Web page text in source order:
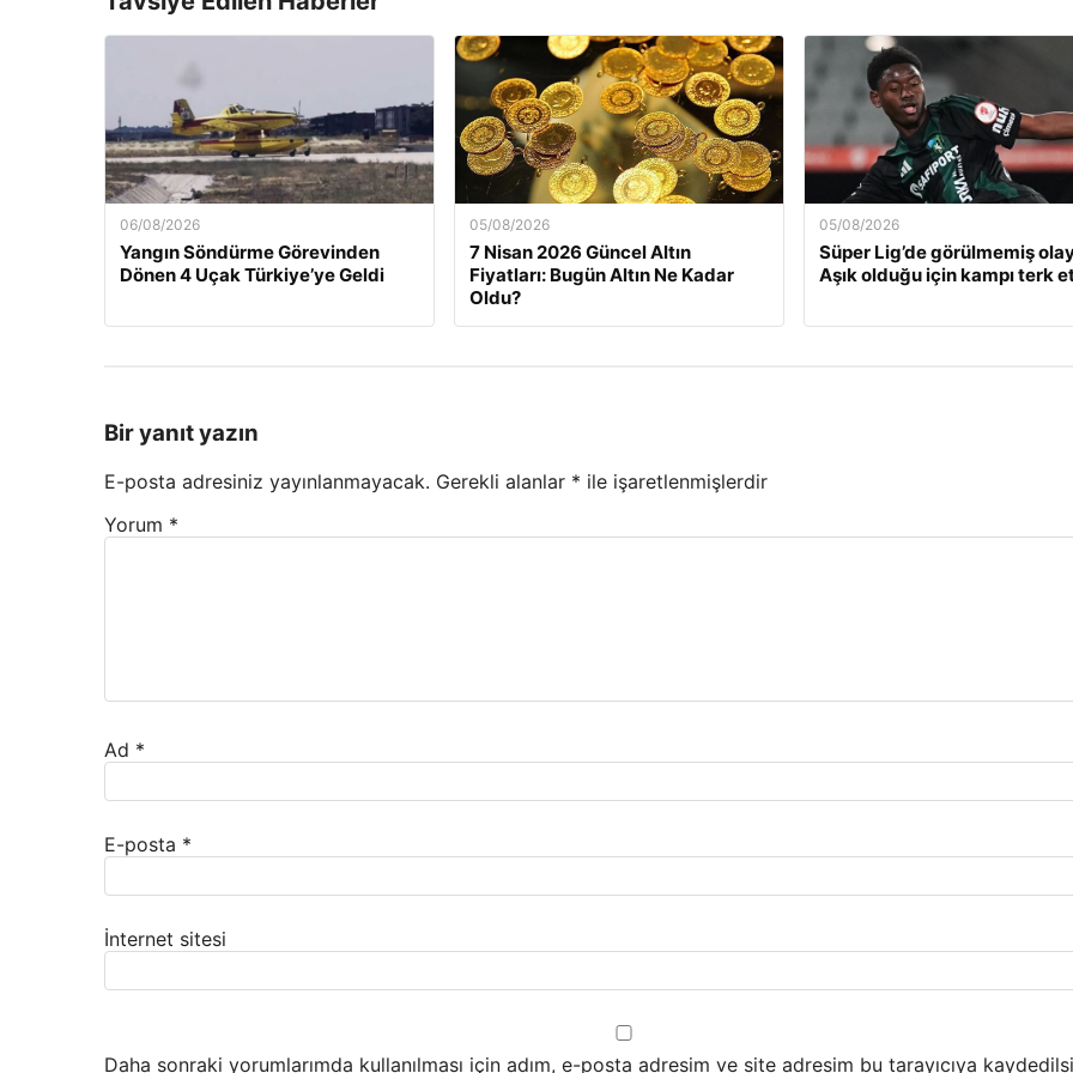
06/08/2026
Yangın Söndürme Görevinden
Dönen 4 Uçak Türkiye’ye Geldi
05/08/2026
7 Nisan 2026 Güncel Altın
Fiyatları: Bugün Altın Ne Kadar
Oldu?
05/08/2026
Süper Lig’de görülmemiş
Aşık olduğu için kampı terk
Bir yanıt yazın
E-posta adresiniz yayınlanmayacak. Gerekli alanlar * ile işaretlenmişlerdir
Yorum *
Ad *
E-posta *
İnternet sitesi
Daha sonraki yorumlarımda kullanılması için adım, e-posta adresim ve site adresim bu tarayıcıya